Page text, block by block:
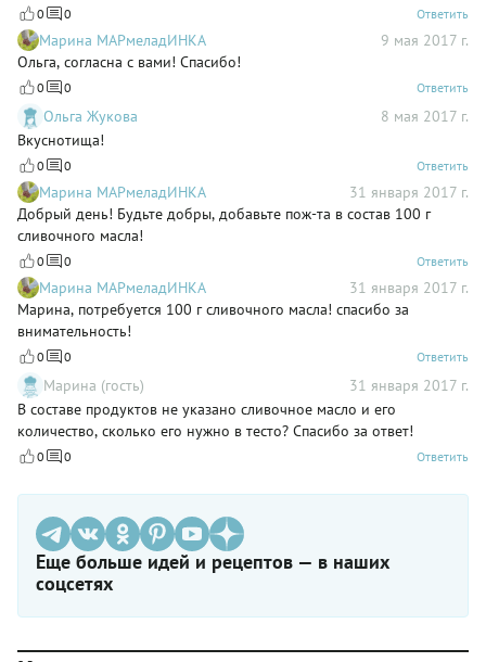
0 0 Ответить
Марина МАРмеладИНКА
9 мая 2017 г.
Ольга, согласна с вами! Спасибо!
0 0 Ответить
Ольга Жукова
8 мая 2017 г.
Вкуснотища!
0 0 Ответить
Марина МАРмеладИНКА
31 января 2017 г.
Добрый день! Будьте добры, добавьте пож-та в состав 100 г
сливочного масла!
0 0 Ответить
Марина МАРмеладИНКА
31 января 2017 г.
Марина, потребуется 100 г сливочного масла! спасибо за
внимательность!
0 0 Ответить
Марина (гость)
31 января 2017 г.
В составе продуктов не указано сливочное масло и его
количество, сколько его нужно в тесто? Спасибо за ответ!
0 0 Ответить
Еще больше идей и рецептов — в наших
соцсетях